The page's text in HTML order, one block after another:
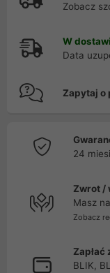
Zobacz
W
Data
Zapytaj o
24
Zwrot /
Masz
Zobacz
Zapłać
BLIK,